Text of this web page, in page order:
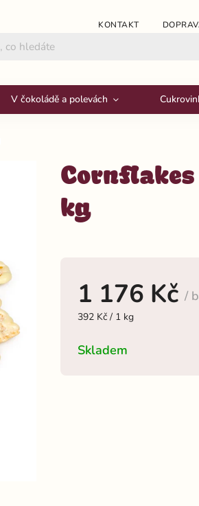
KONTAKT
V čokoládě a polevách
1 176 Kč/
392 Kč / 1 kg
Skladem
kg